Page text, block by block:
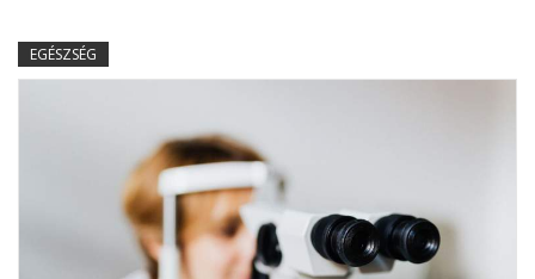
EGÉSZSÉG